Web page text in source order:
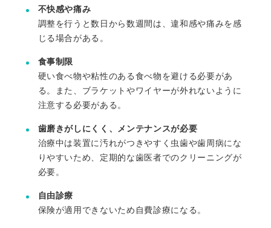
不快感や痛み
調整を行うと数日から数週間は、違和感や痛みを感
じる場合がある。
食事制限
硬い食べ物や粘性のある食べ物を避ける必要があ
る。また、ブラケットやワイヤーが外れないように
注意する必要がある。
歯磨きがしにくく、メンテナンスが必要
治療中は装置に汚れがつきやすく虫歯や歯周病にな
りやすいため、定期的な歯医者でのクリーニングが
必要。
自由診療
保険が適用できないため自費診療になる。